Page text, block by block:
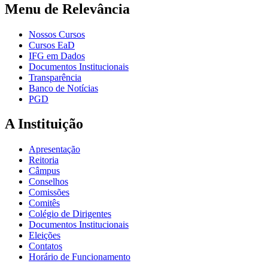
Menu de Relevância
Nossos Cursos
Cursos EaD
IFG em Dados
Documentos Institucionais
Transparência
Banco de Notícias
PGD
A Instituição
Apresentação
Reitoria
Câmpus
Conselhos
Comissões
Comitês
Colégio de Dirigentes
Documentos Institucionais
Eleições
Contatos
Horário de Funcionamento